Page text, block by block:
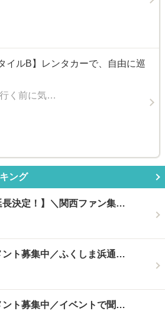
イルB】レンタカーで、自由に巡
く前に気…
ング
長決定！】＼関西ファン集…
ント募集中／ふくしま浜通…
ント募集中／イベントで聞…